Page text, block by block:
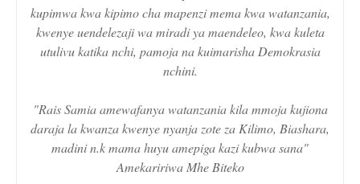
kupimwa kwa kipimo cha mapenzi mema kwa watanzania,
kwenye uendelezaji wa miradi ya maendeleo, kwa kuleta
utulivu katika nchi, pamoja na kuimarisha Demokrasia
nchini.
"Rais Samia amewafanya watanzania kila mmoja kujiona
daraja la kwanza kwenye nyanja zote za Kilimo, Biashara,
madini n.k mama huyu amepiga kazi kubwa sana"
Amekaririwa Mhe Biteko